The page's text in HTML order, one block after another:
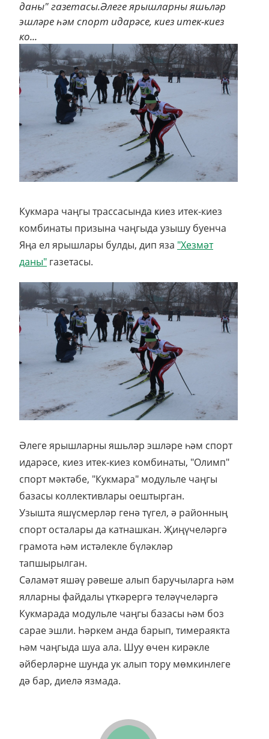
даны" газетасы.Әлеге ярышларны яшьләр
эшләре һәм спорт идарәсе, киез итек-киез
ко...
Кукмара чаңгы трассасында киез итек-киез
комбинаты призына чаңгыда узышу буенча
Яңа ел ярышлары булды, дип яза "Хезмәт
даны" газетасы.
Әлеге ярышларны яшьләр эшләре һәм спорт
идарәсе, киез итек-киез комбинаты, "Олимп"
спорт мәктәбе, "Кукмара" модульле чаңгы
базасы коллективлары оештырган.
Узышта яшүсмерләр генә түгел, ә районның
спорт осталары да катнашкан. Җиңүчеләргә
грамота һәм истәлекле бүләкләр
тапшырылган.
Сәламәт яшәү рәвеше алып баручыларга һәм
ялларны файдалы үткәрергә теләүчеләргә
Кукмарада модульле чаңгы базасы һәм боз
сарае эшли. Һәркем анда барып, тимераякта
һәм чаңгыда шуа ала. Шуу өчен кирәкле
әйберләрне шунда ук алып тору мөмкинлеге
дә бар, диелә язмада.